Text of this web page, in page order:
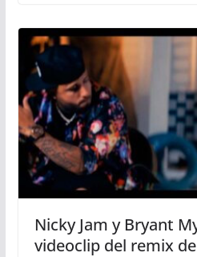
Nicky Jam y Bryant
videoclip del remix